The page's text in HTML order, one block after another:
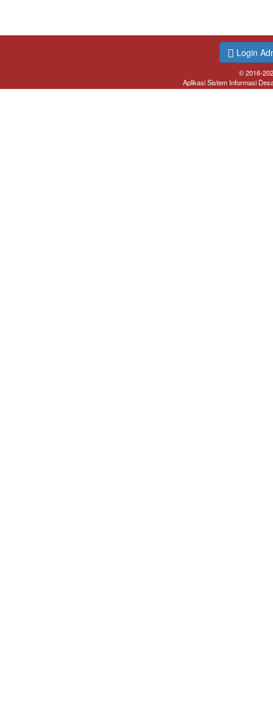
Login
© 2016-
Aplikasi Sistem Informasi